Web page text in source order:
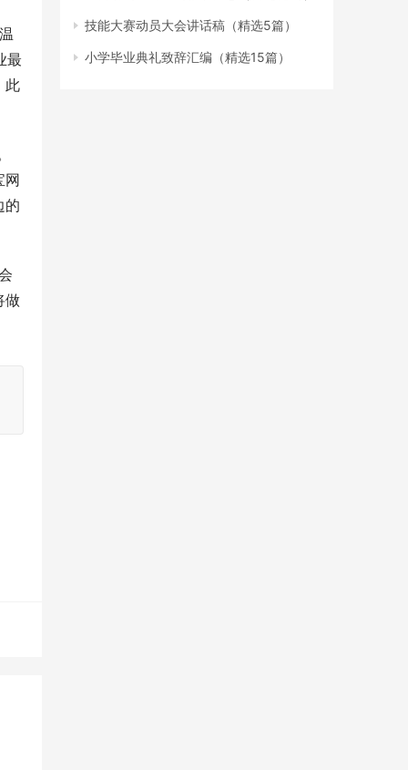
最
此
网
的
做
技能大赛动员大会讲话稿（精选5篇）
小学毕业典礼致辞汇编（精选15篇）